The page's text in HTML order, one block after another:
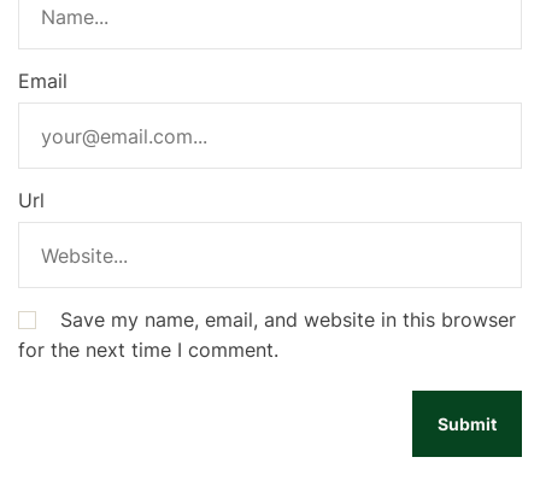
Email
Url
Save my name, email, and website in this browser
for the next time I comment.